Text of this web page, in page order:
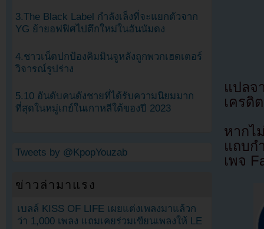
แปล
เครดิ
หากไ
แถบก
เพจ
3.The Black Label กำลังเล็งที่จะแยกตัวจาก
YG ย้ายอฟฟิศไปตึกใหม่ในฮันนัมดง
4.ชาวเน็ตปกป้องคิมมินจูหลังถูกพวกเฮดเตอร์
วิจารณ์รูปร่าง
5.10 อันดับคนดังชายที่ได้รับความนิยมมาก
ที่สุดในหมู่เกย์ในเกาหลีใต้ของปี 2023
Tweets by @KpopYouzab
ข่าวล่ามาแรง
เบลล์ KISS OF LIFE เผยแต่งเพลงมาแล้วก
ว่า 1,000 เพลง แถมเคยร่วมเขียนเพลงให้ LE